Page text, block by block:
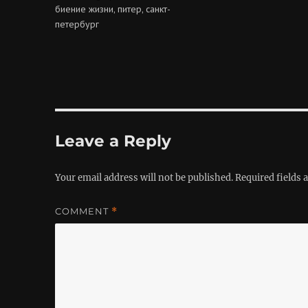
биение жизни,питер,санкт-
петербург
Leave a Reply
Your email address will not be published.Required fields
COMMENT *